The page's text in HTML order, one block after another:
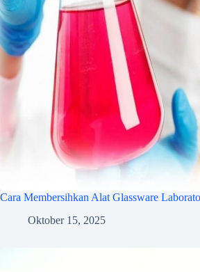
Cara Membersihkan Alat Glassware
Oktober 15, 2025